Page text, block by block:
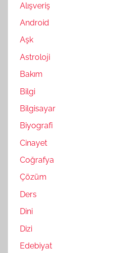
Alışveriş
Android
Aşk
Astroloji
Bakım
Bilgi
Bilgisayar
Biyografi
Cinayet
Coğrafya
Çözüm
Ders
Dini
Dizi
Edebiyat